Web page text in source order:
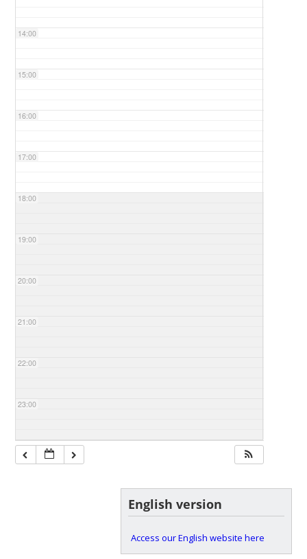
14:00
15:00
16:00
17:00
18:00
19:00
20:00
21:00
22:00
23:00
English version
Access our English website here